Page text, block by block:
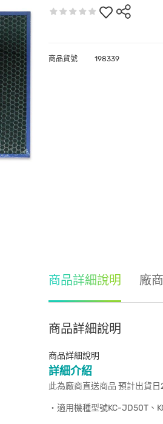
商品貨號 198339
商品詳細說明 廠
商品詳細說明
商品詳細說明
詳細介紹
此為廠商直送商品 預計出貨
‧適用機種型號KC-JD50T、